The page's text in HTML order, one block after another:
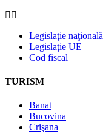
Legislaţie naţională
Legislaţie UE
Cod fiscal
TURISM
Banat
Bucovina
Crişana